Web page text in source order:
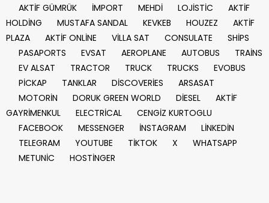
AKTİF GÜMRÜK
İMPORT MEHDİ LOJİSTİC
AKTİF
HOLDİNG
MUSTAFA SANDAL KEVKEB HOUZEZ
AKTİF
PLAZA
AKTİF ONLİNE VİLLA SAT CONSULATE
SHİPS
PASAPORTS
EVSAT AEROPLANE AUTOBUS
TRAİNS
EV ALSAT
TRACTOR TRUCK TRUCKS
EVOBUS
PİCKAP
TANKLAR DİSCOVERİES
ARSASAT
MOTORİN
DORUK GREEN WORLD DİESEL
AKTİF
GAYRİMENKUL
ELECTRİCAL
CENGİZ KURTOGLU
FACEBOOK
MESSENGER İNSTAGRAM
LİNKEDİN
TELEGRAM
YOUTUBE TİKTOK X
WHATSAPP
METUNİC
HOSTİNGER